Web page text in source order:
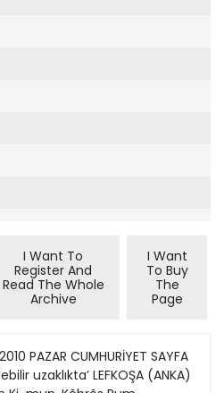
I Want To
Register And
Read The Whole
Archive
I Want
To Buy
The
Page
PAZAR CUMHURİYET SAYFA
uzaklıkta’ LEFKOŞA (ANKA)